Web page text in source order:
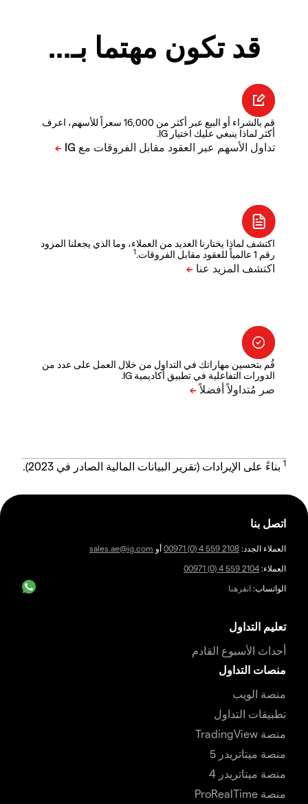
قد تكون مهتما بـ...
قم بالشراء أو البيع عبر أكثر من 16,000 سعراً للأسهم، اعرف
أكثر لماذا ينبغي عليك اختيار IG.
اكتشف لماذا يختارنا العديد من العملاء، وما الذي يجعلنا المزود
رقم 1 عالمياً للعقود مقابل الفروقات.
1
قُم بتحسين مهاراتك في التداول من خلال العمل على عدد من
الدورات التفاعلية في تطبيق أكاديمية IG.
1 بناءً على الإيرادات (تقرير البيانات المالية الصادر في 2023).
اتصل بنا
العملاء الجدد: 00971 (0) 4 559 2108 أو sales.ae@ig.com
العملاء: 00971 (0) 4 559 2104
الواتساب: انقرهنا
تعليم التداول
أحداث الأسبوع القادم
منصات التداول
منصة الويب
تطبيقات التداول
منصة TradingView
منصة ميتاتريدر 5
منصة ميتاتريدر 4
منصة ProRealTime